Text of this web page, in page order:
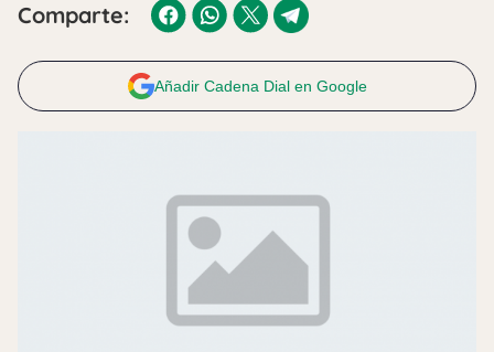
Comparte:
Añadir Cadena Dial en Google